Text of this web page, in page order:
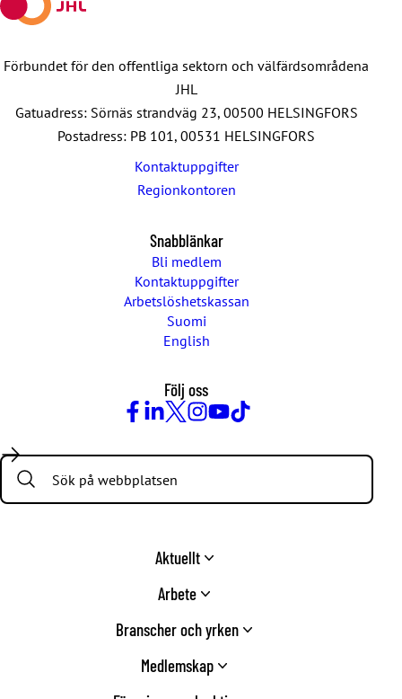
Förbundet för den offentliga sektorn och välfärdsområdena
JHL
Gatuadress: Sörnäs strandväg 23, 00500 HELSINGFORS
Postadress: PB 101, 00531 HELSINGFORS
Kontaktuppgifter
Regionkontoren
Snabblänkar
Bli medlem
Kontaktuppgifter
Arbetslöshetskassan
Suomi
English
Följ oss
Search:
Aktuellt
Arbete
Branscher och yrken
Medlemskap